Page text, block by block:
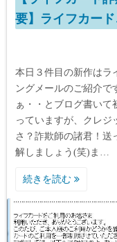
要】ライフカー
本日３件目の新作はラ
ングメールのご紹介で
ぁ・・とブログ書いて
っていますが、クレジ
さ？詐欺師の諸君！送
解しましょう(笑)ま…
続きを読む